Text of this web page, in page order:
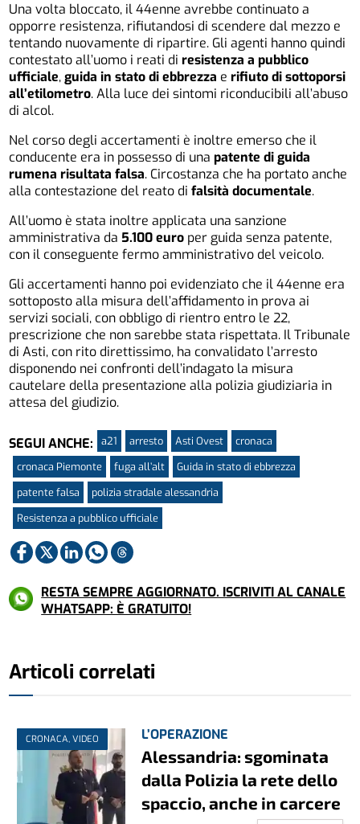
Una volta bloccato, il 44enne avrebbe continuato a
opporre resistenza, rifiutandosi di scendere dal mezzo e
tentando nuovamente di ripartire. Gli agenti hanno quindi
contestato all’uomo i reati diresistenza a pubblico
ufficiale,guida in stato di ebbrezza erifiuto di sottoporsi
all’etilometro. Alla luce dei sintomi riconducibili all’abuso
di alcol.
Nel corso degli accertamenti è inoltre emerso che il
conducente era in possesso di unapatente di guida
rumena risultata falsa. Circostanza che ha portato anche
alla contestazione del reato difalsità documentale.
All’uomo è stata inoltre applicata una sanzione
amministrativa da 5.100 euro per guida senza patente,
con il conseguente fermo amministrativo del veicolo.
Gli accertamenti hanno poi evidenziato che il 44enne era
sottoposto alla misura dell’affidamento in prova ai
servizi sociali, con obbligo di rientro entro le 22,
prescrizione che non sarebbe stata rispettata. Il Tribunale
di Asti, con rito direttissimo, ha convalidato l’arresto
disponendo nei confronti dell’indagato la misura
cautelare della presentazione alla polizia giudiziaria in
attesa del giudizio.
SEGUI ANCHE: a21 arresto Asti Ovest
cronaca
cronaca Piemonte
fuga all’alt
Guida in stato di ebbrezza
patente falsa
polizia stradale alessandria
Resistenza a pubblico ufficiale
RESTA SEMPRE AGGIORNATO. ISCRIVITI AL CANALE
WHATSAPP: È GRATUITO!
Articoli correlati
CRONACA, VIDEO L’OPERAZIONE
Alessandria: sgominata
dalla Polizia la rete dello
spaccio, anche in carcere